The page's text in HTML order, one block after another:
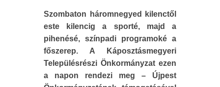
Szombaton háromnegyed kilenctől
este kilencig a sporté, majd a
pihenésé, színpadi programoké a
főszerep. A Káposztásmegyeri
Településrészi Önkormányzat ezen
a napon rendezi meg – Újpest